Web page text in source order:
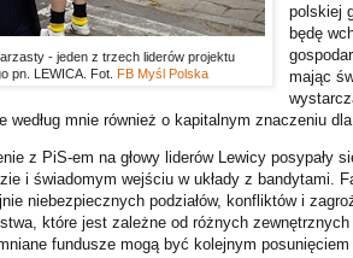
- jeden z trzech liderów projektu
pn. LEWICA. Fot. FB Myśl Polska
polskiej
będę
mając
według mnie również o kapitalnym znaczeniu
z PiS-em na głowy liderów Lewicy posypały
i świadomym wejściu w układy z bandytami.
niebezpiecznych podziałów, konfliktów i
które jest zależne od różnych
fundusze mogą być kolejnym posunięciem